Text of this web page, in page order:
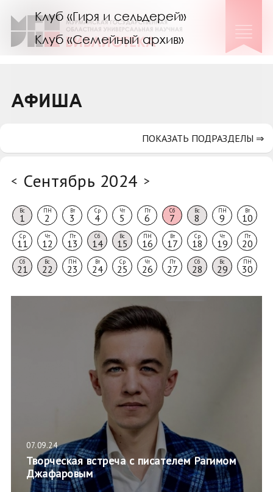
Клуб «Гиря и сельдерей»
Клуб «Семейный архив»
Коллегам
АФИША
< Сентябрь 2024 >
Вс
1
ПН
2
Вт
3
Ср
4
Чт
5
Пт
6
Сб
7
Вс
8
ПН
9
Вт
10
Ср
11
Чт
12
Пт
13
Сб
14
Вс
15
ПН
16
Вт
17
Ср
18
Чт
19
Пт
20
Сб
21
Вс
22
ПН
23
Вт
24
Ср
25
Чт
26
Пт
27
Сб
28
Вс
29
ПН
30
07.09.24
Творческая встреча с писателем Рагимом
Джафаровым
ПОКАЗАТЬ ПОДРАЗДЕЛЫ ⇒